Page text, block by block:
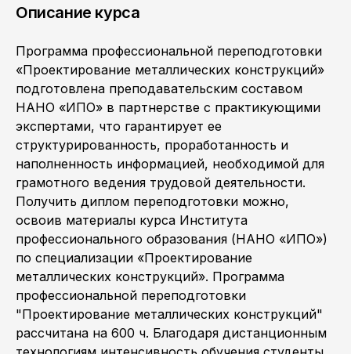
Описание курса
Программа профессиональной переподготовки
«Проектирование металлических конструкций»
подготовлена преподавательским составом
НАНО «ИПО» в партнерстве с практикующими
экспертами, что гарантирует ее
структурированность, проработанность и
наполненность информацией, необходимой для
грамотного ведения трудовой деятельности.
Получить диплом переподготовки можно,
освоив материалы курса Института
профессионального образования (НАНО «ИПО»)
по специализации «Проектирование
металлических конструкций». Программа
профессиональной переподготовки
"Проектирование металлических конструкций"
рассчитана на 600 ч. Благодаря дистанционным